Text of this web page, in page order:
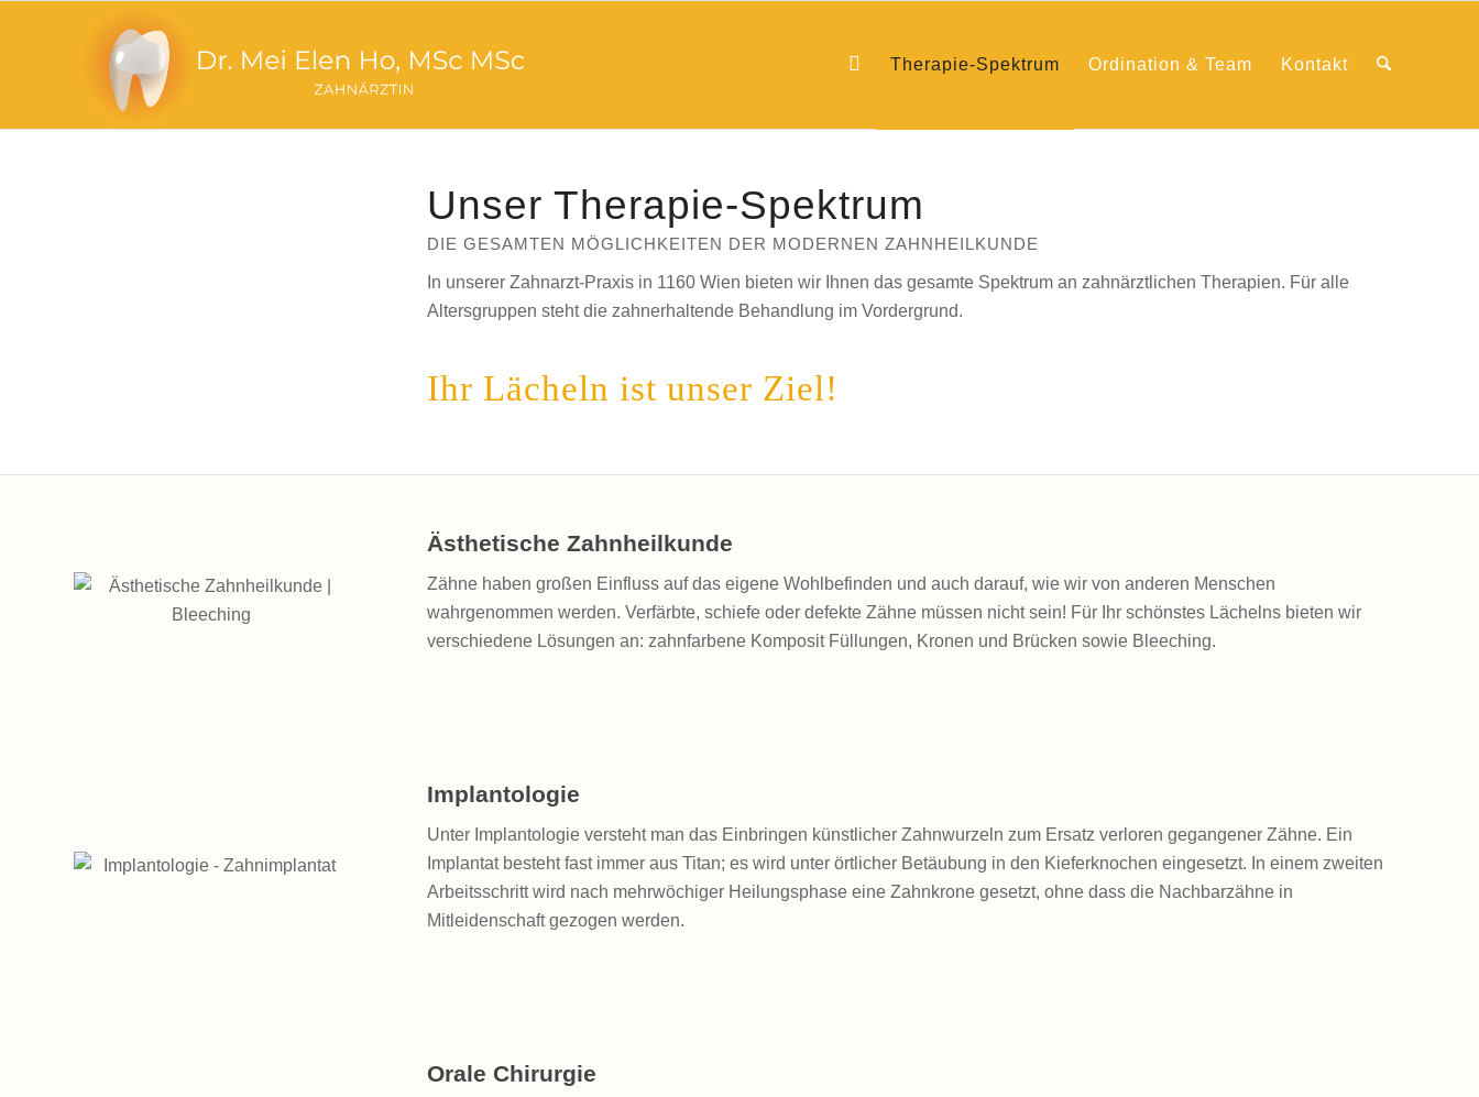
Therapie-Spektrum Ordination & Team Kontakt
Unser Therapie-Spektrum
DIE GESAMTEN MÖGLICHKEITEN DER MODERNEN ZAHNHEILKUNDE
In unserer Zahnarzt-Praxis in 1160 Wien bieten wir Ihnen das gesamte Spektrum an zahnärztlichen Therapien. Für alle
Altersgruppen steht die zahnerhaltende Behandlung im Vordergrund.
Ihr Lächeln ist unser Ziel!
Ästhetische Zahnheilkunde
Zähne haben großen Einfluss auf das eigene Wohlbefinden und auch darauf, wie wir von anderen Menschen
wahrgenommen werden. Verfärbte, schiefe oder defekte Zähne müssen nicht sein! Für Ihr schönstes Lächelns bieten wir
verschiedene Lösungen an: zahnfarbene Komposit Füllungen, Kronen und Brücken sowie Bleeching.
Implantologie
Unter Implantologie versteht man das Einbringen künstlicher Zahnwurzeln zum Ersatz verloren gegangener Zähne. Ein
Implantat besteht fast immer aus Titan; es wird unter örtlicher Betäubung in den Kieferknochen eingesetzt. In einem zweiten
Arbeitsschritt wird nach mehrwöchiger Heilungsphase eine Zahnkrone gesetzt, ohne dass die Nachbarzähne in
Mitleidenschaft gezogen werden.
Orale Chirurgie